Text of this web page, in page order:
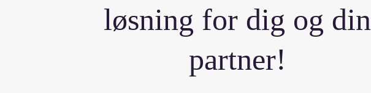
løsning for dig og din
partner!